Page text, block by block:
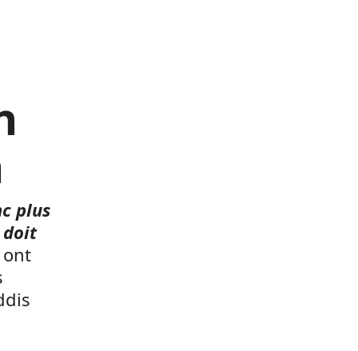
plus
doit
ont